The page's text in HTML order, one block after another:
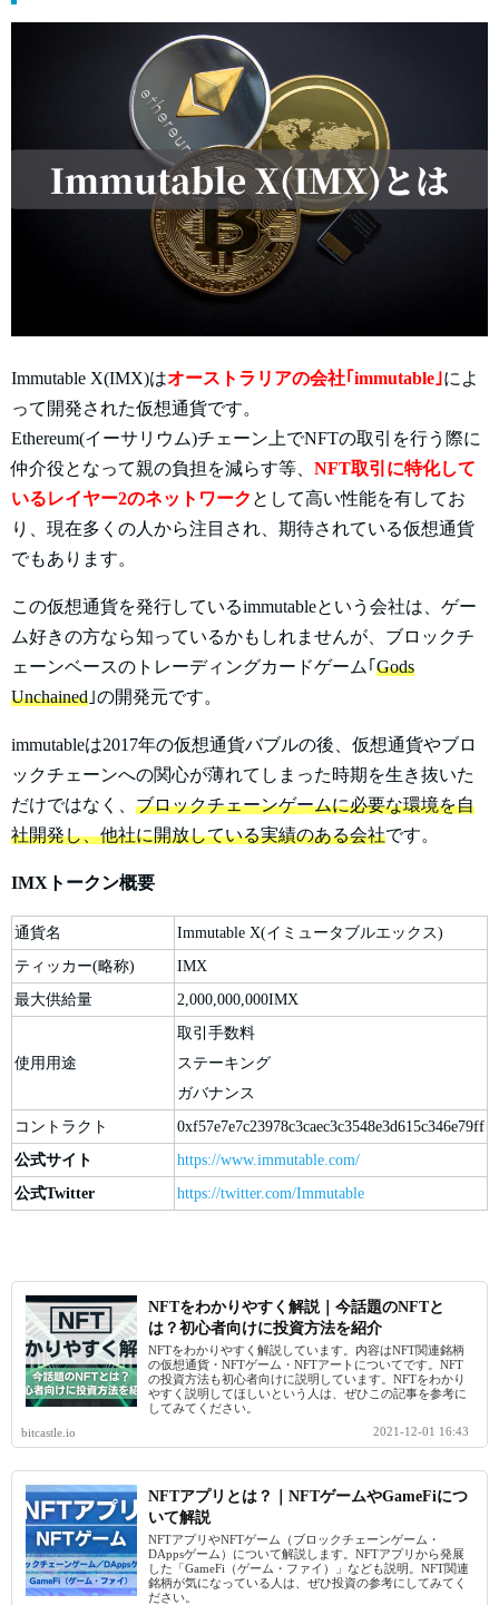
Immutable X(IMX)はオーストラリアの会社｢immutable｣によ
って開発された仮想通貨です。
Ethereum(イーサリウム)チェーン上でNFTの取引を行う際に
仲介役となって親の負担を減らす等、 NFT取引に特化して
いるレイヤー2のネットワーク として高い性能を有してお
り、現在多くの人から注目され、期待されている仮想通貨
でもあります。
この仮想通貨を発行しているimmutableという会社は、ゲー
ム好きの方なら知っているかもしれませんが、ブロックチ
ェーンベースのトレーディングカードゲーム｢ Gods
Unchained ｣の開発元です。
immutableは2017年の仮想通貨バブルの後、仮想通貨やブロ
ックチェーンへの関心が薄れてしまった時期を生き抜いた
だけではなく、 ブロックチェーンゲームに必要な環境を自
社開発し、他社に開放している実績のある会社です。
IMXトークン概要
通貨名
Immutable X(イミュータブルエックス)
ティッカー(略称)
IMX
最大供給量
2,000,000,000IMX
使用用途
取引手数料
ステーキング
ガバナンス
コントラクト
0xf57e7e7c23978c3caec3c3548e3d615c346e79ff
公式サイト
https://www.immutable.com/
公式Twitter
https://twitter.com/Immutable
NFTをわかりやすく解説｜今話題のNFTと
は？初心者向けに投資方法を紹介
NFTをわかりやすく解説しています。内容はNFT関連銘柄
の仮想通貨・NFTゲーム・NFTアートについてです。NFT
の投資方法も初心者向けに説明しています。NFTをわかり
やすく説明してほしいという人は、ぜひこの記事を参考に
してみてください。
bitcastle.io
2021-12-01 16:43
NFTアプリとは？｜NFTゲームやGameFiにつ
いて解説
NFTアプリやNFTゲーム（ブロックチェーンゲーム・
DAppsゲーム）について解説します。NFTアプリから発展
した「GameFi（ゲーム・ファイ）」なども説明。NFT関連
銘柄が気になっている人は、ぜひ投資の参考にしてみてく
ださい。